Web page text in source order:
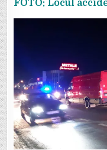
FOTO: Locul